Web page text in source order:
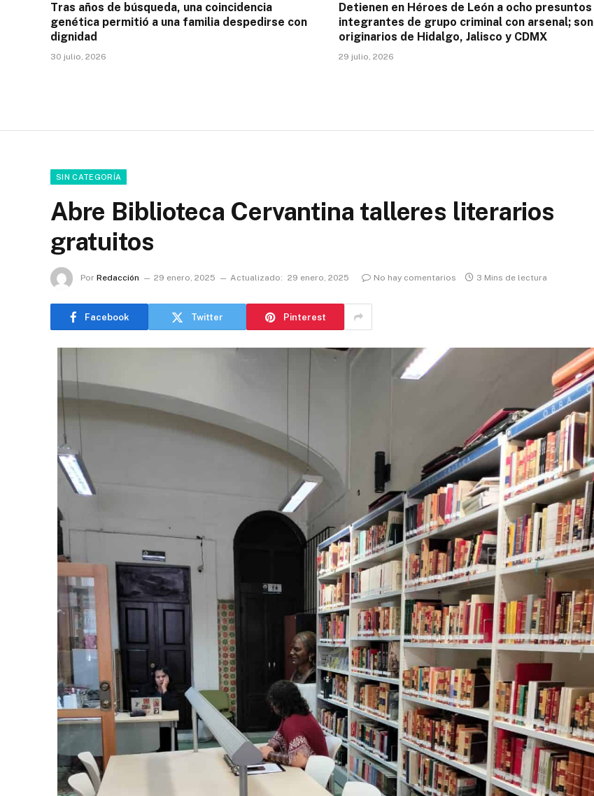
Tras años de búsqueda, una coincidencia
genética permitió a una familia despedirse con
dignidad
30 julio, 2026
Detienen en Héroes de León a ocho presuntos
integrantes de grupo criminal con arsenal; son
originarios de Hidalgo, Jalisco y CDMX
29 julio, 2026
SIN CATEGORÍA
Abre Biblioteca Cervantina talleres literarios
gratuitos
Por Redacción 29 enero, 2025 Actualizado: 29 enero, 2025 No hay comentarios 3 Mins de lectura
Facebook Twitter Pinterest